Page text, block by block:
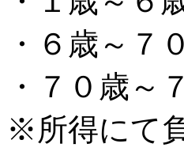
・６歳～７
・７０歳～
※所得にて